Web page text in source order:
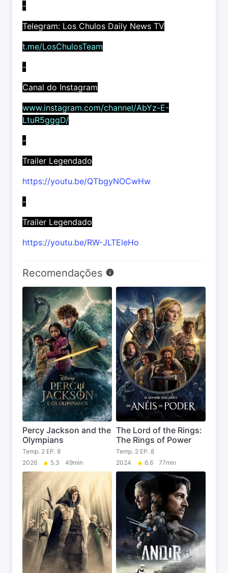
-
Telegram: Los Chulos Daily News TV
t.me/LosChulosTeam
-
Canal do Instagram
www.instagram.com/channel/AbYz-E-
LtuR5gggD/
-
Trailer Legendado
https://youtu.be/QTbgyNOCwHw
-
Trailer Legendado
https://youtu.be/RW-JLTEleHo
Recomendações
Percy Jackson and the
Olympians
Temp. 2 EP. 8
2026
5.3 49min
The Lord of the Rings:
The Rings of Power
Temp. 2 EP. 8
2024
6.6 77min